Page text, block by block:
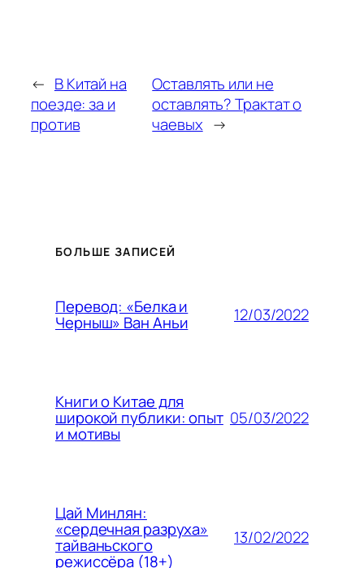
← В Китай на
поезде: за и
против
Оставлять или не
оставлять? Трактат о
чаевых →
БОЛЬШЕ ЗАПИСЕЙ
Перевод: «Белка и
Черныш» Ван Аньи 12/03/2022
Книги о Китае для
широкой публики: опыт
и мотивы
05/03/2022
Цай Минлян:
«сердечная разруха»
тайваньского
режиссёра (18+)
13/02/2022